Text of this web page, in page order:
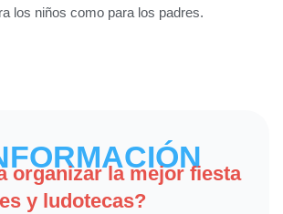
los niños como para los padres.
organizar la mejor fiesta
y ludotecas?